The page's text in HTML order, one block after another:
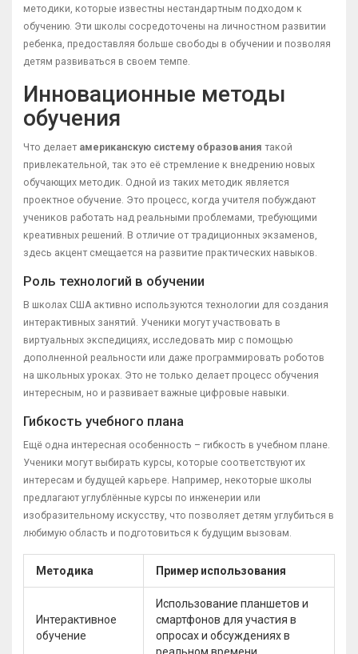
методики, которые известны нестандартным подходом к
обучению. Эти школы сосредоточены на личностном развитии
ребенка, предоставляя больше свободы в обучении и позволяя
детям развиваться в своем темпе.
Инновационные методы
обучения
Что делает американскую систему образования такой
привлекательной, так это её стремление к внедрению новых
обучающих методик. Одной из таких методик является
проектное обучение. Это процесс, когда учителя побуждают
учеников работать над реальными проблемами, требующими
креативных решений. В отличие от традиционных экзаменов,
здесь акцент смещается на развитие практических навыков.
Роль технологий в обучении
В школах США активно используются технологии для создания
интерактивных занятий. Ученики могут участвовать в
виртуальных экспедициях, исследовать мир с помощью
дополненной реальности или даже программировать роботов
на школьных уроках. Это не только делает процесс обучения
интересным, но и развивает важные цифровые навыки.
Гибкость учебного плана
Ещё одна интересная особенность – гибкость в учебном плане.
Ученики могут выбирать курсы, которые соответствуют их
интересам и будущей карьере. Например, некоторые школы
предлагают углублённые курсы по инженерии или
изобразительному искусству, что позволяет детям углубиться в
любимую область и подготовиться к будущим вызовам.
Методика Пример использования
Интерактивное
обучение
Использование планшетов и
смартфонов для участия в
опросах и обсуждениях в